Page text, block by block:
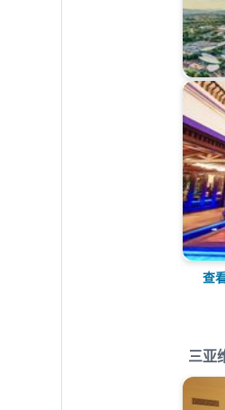
查
三亚